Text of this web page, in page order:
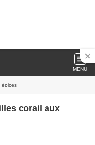
MENU
épices
corail aux